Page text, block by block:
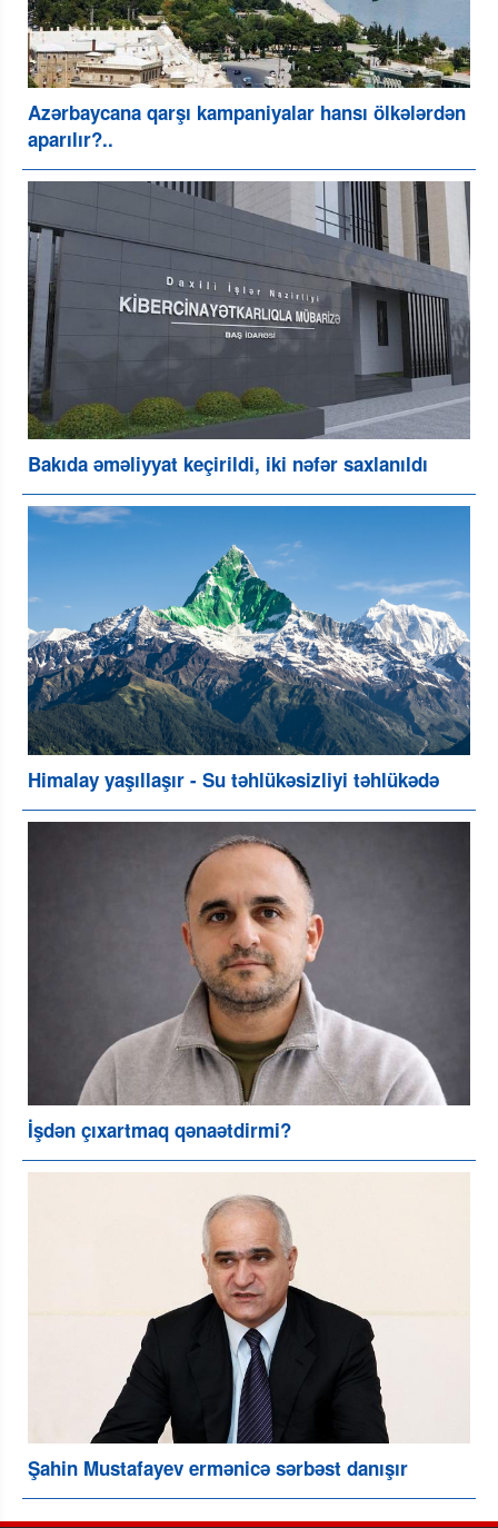
Azərbaycana qarşı kampaniyalar hansı ölkələrdən
aparılır?..
Bakıda əməliyyat keçirildi, iki nəfər saxlanıldı
Himalay yaşıllaşır - Su təhlükəsizliyi təhlükədə
İşdən çıxartmaq qənaətdirmi?
Şahin Mustafayev ermənicə sərbəst danışır